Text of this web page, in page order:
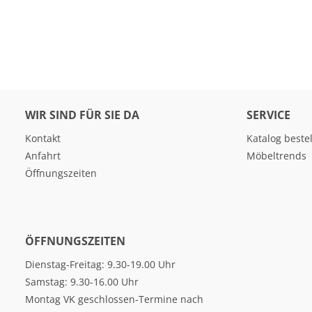
WIR SIND FÜR SIE DA
Kontakt
Anfahrt
Öffnungszeiten
SERVICE
Katalog
Möbeltrends
ÖFFNUNGSZEITEN
Dienstag-Freitag: 9.30-19.00 Uhr
Samstag: 9.30-16.00 Uhr
Montag VK geschlossen-Termine nach